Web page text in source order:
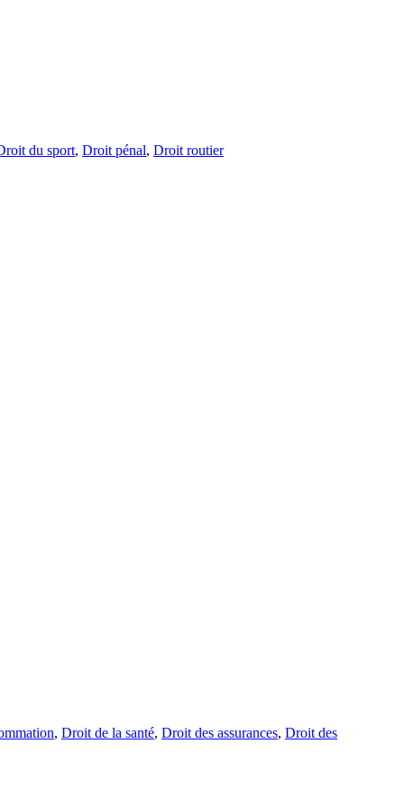
du sport, Droit pénal, Droit routier
, Droit de la santé, Droit des assurances, Droit des